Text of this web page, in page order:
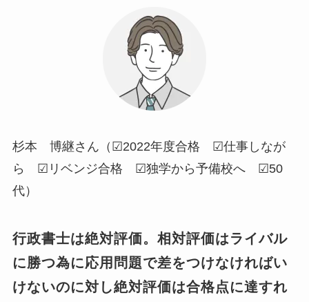
杉本 博継さん（☑2022年度合格 ☑仕事しなが
ら ☑リベンジ合格 ☑独学から予備校へ ☑50
代）
行政書士は絶対評価。相対評価はライバル
に勝つ為に応用問題で差をつけなければい
けないのに対し絶対評価は合格点に達すれ